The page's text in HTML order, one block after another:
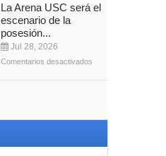
La Arena USC será el
escenario de la
posesión...
Jul 28, 2026
Comentarios desactivados